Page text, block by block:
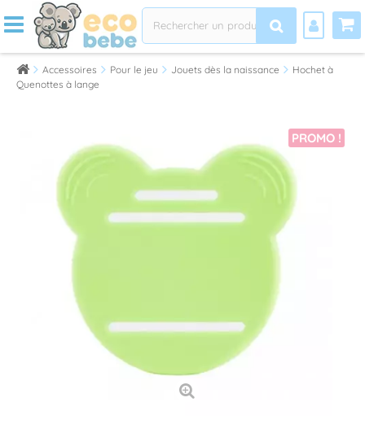
Accessoires Pour le jeu Jouets dès la naissance
Hochet à
Quenottes à lange
PROMO !